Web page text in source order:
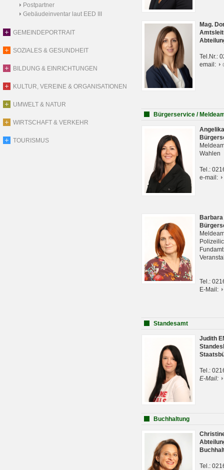
Postpartner
Gebäudeinventar laut EED III
GEMEINDEPORTRAIT
SOZIALES & GESUNDHEIT
BILDUNG & EINRICHTUNGEN
KULTUR, VEREINE & ORGANISATIONEN
UMWELT & NATUR
WIRTSCHAFT & VERKEHR
TOURISMUS
Mag.
Tel.Nr.:
email:
Bürgerservice /
Wahlen
Tel.:
e-mail:
Tel.:
E-Mail:
Standesamt
Judith
Tel.:
E-Mail:
Buchhaltung
Tel.: